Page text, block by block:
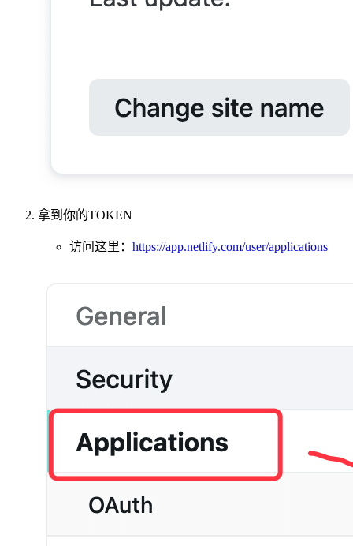
拿到你的TOKEN
访问这里： https://app.netlify.com/user/applications